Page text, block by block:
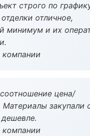
строго по
отличное,
минимум и их
цена/
Материалы закупали